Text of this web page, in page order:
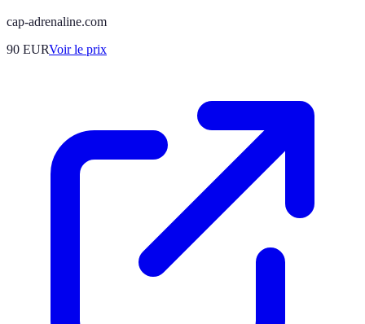
cap-adrenaline.com
90 EURVoir le prix